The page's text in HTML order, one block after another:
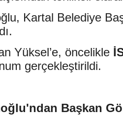
Kartal Belediye
Yüksel’e, öncelikle
gerçekleştirildi.
Başkan